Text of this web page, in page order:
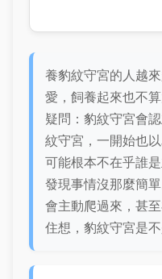
養豹紋守宮的人越
愛，飼養起來也不
疑問：豹紋守宮會
紋守宮，一開始也
可能根本不在乎誰
發現事情沒那麼簡
會主動爬過來，甚
住想，豹紋守宮是